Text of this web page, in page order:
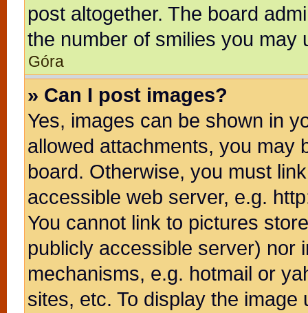
post altogether. The board
the number of smilies you may
Góra
» Can I post images?
Yes, images can be shown in
allowed attachments, you may
board. Otherwise, you must
accessible web server, e.g.
You cannot link to pictures
publicly accessible server) nor
mechanisms, e.g. hotmail or
sites, etc. To display the